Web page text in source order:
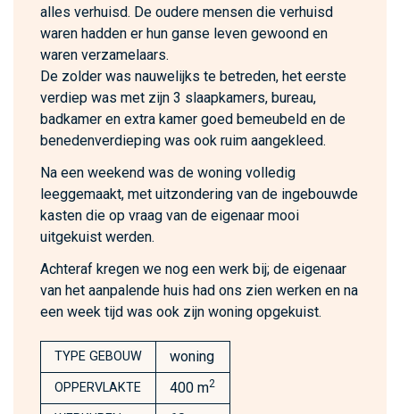
alles verhuisd. De oudere mensen die verhuisd
waren hadden er hun ganse leven gewoond en
waren verzamelaars.
De zolder was nauwelijks te betreden, het eerste
verdiep was met zijn 3 slaapkamers, bureau,
badkamer en extra kamer goed bemeubeld en de
benedenverdieping was ook ruim aangekleed.
Na een weekend was de woning volledig
leeggemaakt, met uitzondering van de ingebouwde
kasten die op vraag van de eigenaar mooi
uitgekuist werden.
Achteraf kregen we nog een werk bij; de eigenaar
van het aanpalende huis had ons zien werken en na
een week tijd was ook zijn woning opgekuist.
TYPE GEBOUW woning
OPPERVLAKTE 400 m2